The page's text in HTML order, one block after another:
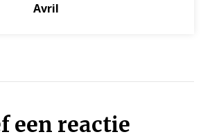
Avril
een reactie